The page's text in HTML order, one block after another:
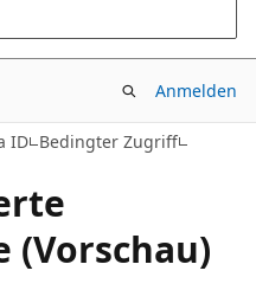
Anmelden
ID Bedingter Zugriff
(Vorschau)